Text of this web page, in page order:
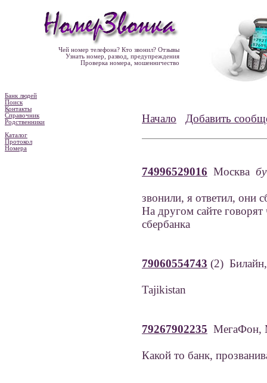
Чей номер телефона? Кто звонил? Отзывы
Узнать номер, развод, предупреждения
Проверка номера, мошенничество
Банк людей
Поиск
Контакты
Справочник
Родственники
Каталог
Протокол
Номера
Начало Добавить
74996529016 Москва
звонили, я ответил, они
На другом сайте
сбербанка
79060554743 (2)
Tajikistan
79267902235
Какой то банк,